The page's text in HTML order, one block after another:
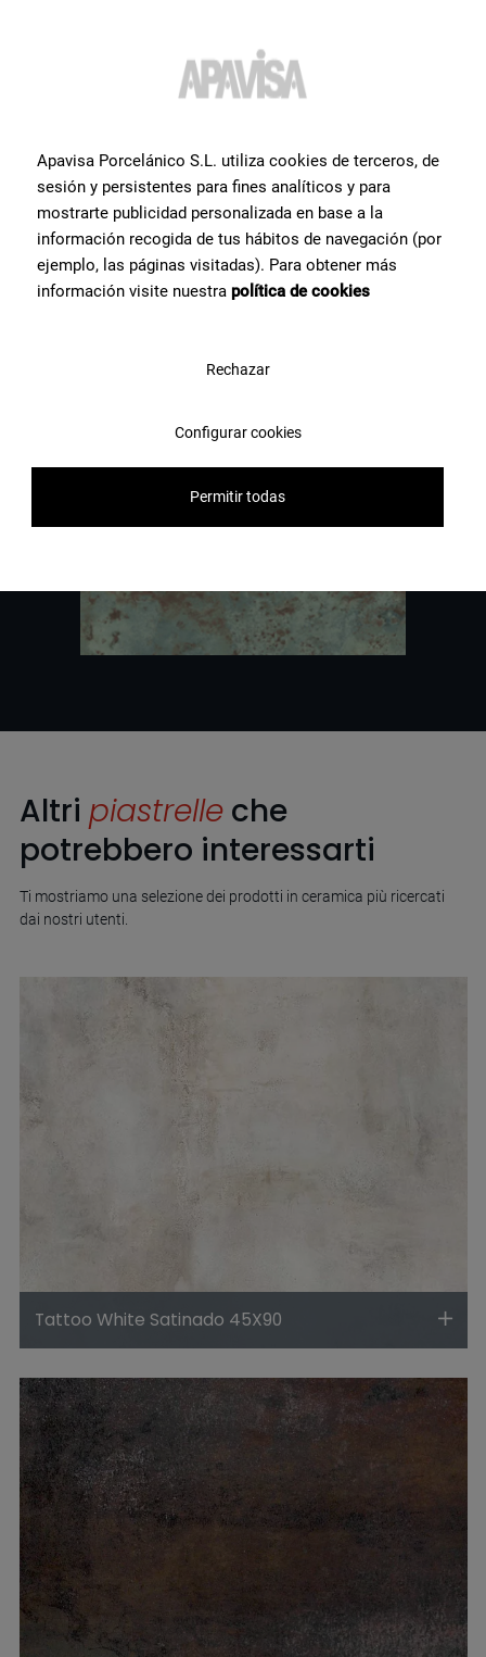
Desiderate maggiori
informazioni o aiuto
Contatta il team di specialisti in piastrelle di Apavisa Porcelánico. Ti
forniremo consulenza e tutte le risposte di cui hai bisogno per
realizzare il tuo progetto.
Tattoo White Satinado 45X90
Altri piastrelleche
potrebbero interessarti
Ti mostriamo una selezione dei prodotti in ceramica più ricercati
dai nostri utenti.
Apavisa Porcelánico S.L. utiliza cookies de terceros, de
sesión y persistentes para fines analíticos y para
mostrarte publicidad personalizada en base a la
información recogida de tus hábitos de navegación (por
ejemplo, las páginas visitadas). Para obtener más
información visite nuestra política de cookies
Rechazar
Configurar cookies
Permitir todas